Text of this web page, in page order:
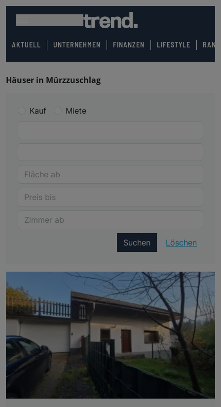
AKTUELL UNTERNEHMEN FINANZEN LIFESTYLE
Häuser in Mürzzuschlag
Kauf Miete
Suchen Löschen